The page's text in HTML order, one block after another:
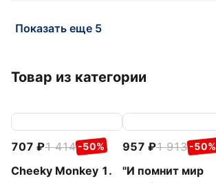
Показать еще 5
Товар из категории
707 1 414 -50%
Cheeky Monkey 1.
957 1 913 -50%
"И помнит мир